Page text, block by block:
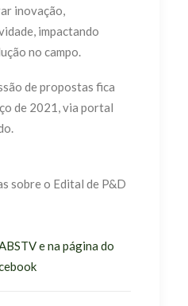
inovação,
impactando
no campo.
de propostas fica
de 2021, via portal
sobre o Edital de P&D
e na página do